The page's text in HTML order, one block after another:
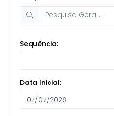
Sequência:
Data Inicial: